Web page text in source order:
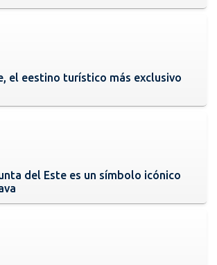
el eestino turístico más exclusivo
del Este es un símbolo icónico